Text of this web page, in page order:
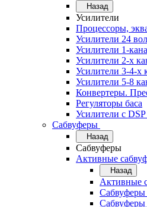
Назад
Усилители
Процессоры,
Усилители 24
Усилители 1-
Усилители 2-х
Усилители 3-4-х
Усилители 5-8
Конвертеры.
Регуляторы баса
Усилители с
Сабвуферы
Назад
Сабвуферы
Активные
Назад
Активные